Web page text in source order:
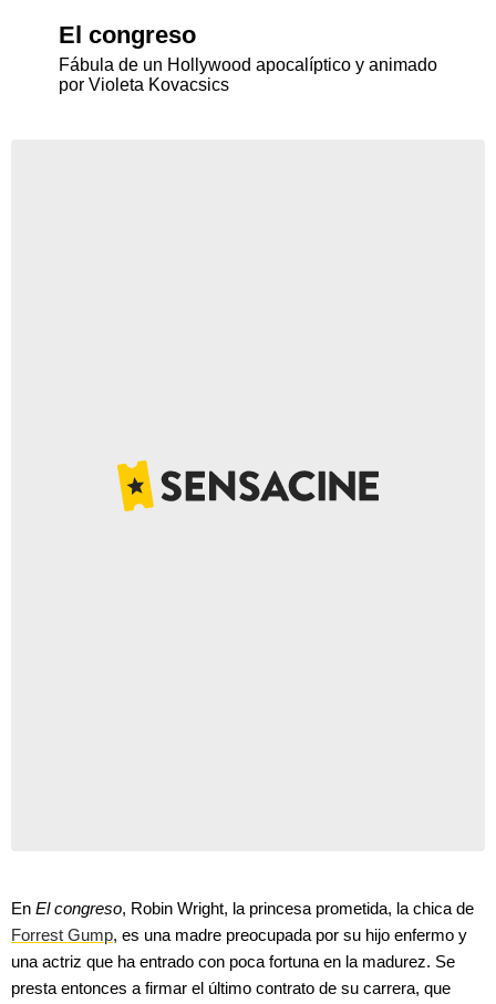
El congreso
Fábula de un Hollywood apocalíptico y animado
por Violeta Kovacsics
En El congreso, Robin Wright, la princesa prometida, la chica de
Forrest Gump, es una madre preocupada por su hijo enfermo y
una actriz que ha entrado con poca fortuna en la madurez. Se
presta entonces a firmar el último contrato de su carrera, que